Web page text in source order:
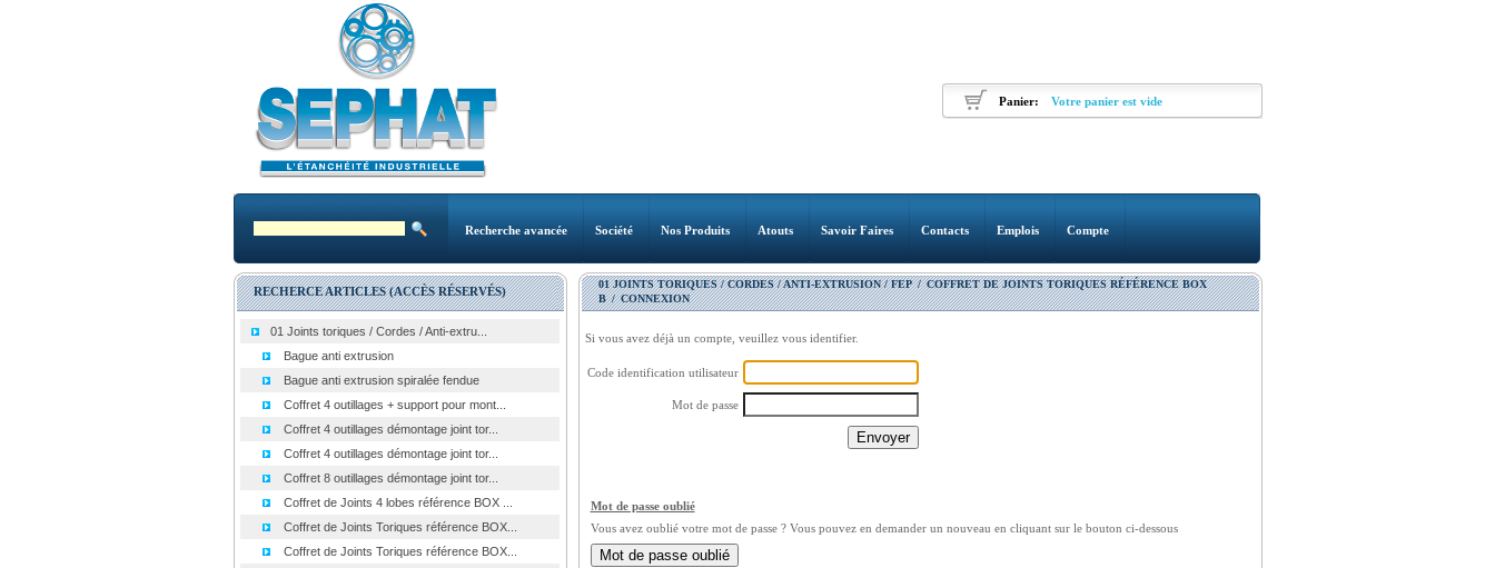
Panier: Votre panier est vide
Recherche avancée Société Nos Produits Atouts Savoir Faires Contacts Emplois Compte
RECHERCE ARTICLES (ACCÈS RÉSERVÉS)
01 Joints toriques / Cordes / Anti-extru...
Bague anti extrusion
Bague anti extrusion spiralée fendue
Coffret 4 outillages + support pour mont...
Coffret 4 outillages démontage joint tor...
Coffret 4 outillages démontage joint tor...
Coffret 8 outillages démontage joint tor...
Coffret de Joints 4 lobes référence BOX ...
Coffret de Joints Toriques référence BOX...
Coffret de Joints Toriques référence BOX...
01 JOINTS TORIQUES / CORDES / ANTI-EXTRUSION / FEP / COFFRET DE JOINTS TORIQUES RÉFÉRENCE BOX
B / CONNEXION
Si vous avez déjà un compte, veuillez vous identifier.
Code identification utilisateur
Mot de passe
Mot de passe oublié
Vous avez oublié votre mot de passe ? Vous pouvez en demander un nouveau en cliquant sur le bouton ci-dessous